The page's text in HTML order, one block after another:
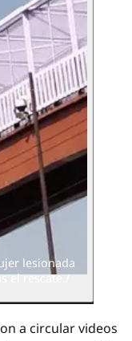
lesionada
el rescate./
a circular videos